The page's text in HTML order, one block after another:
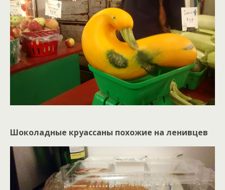
Шоколадные круассаны похожие на ленивцев